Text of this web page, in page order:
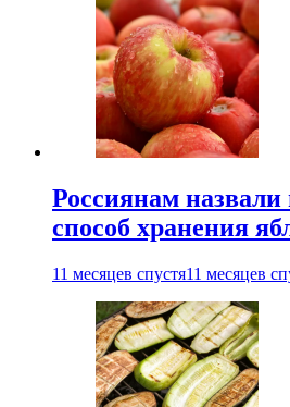
Россиянам
способ хранения
11 месяцев спустя11 месяцев